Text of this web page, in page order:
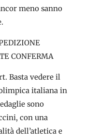
meno sanno
CONFERMA
Basta vedere il
italiana in
sono
con una
dell’atletica e